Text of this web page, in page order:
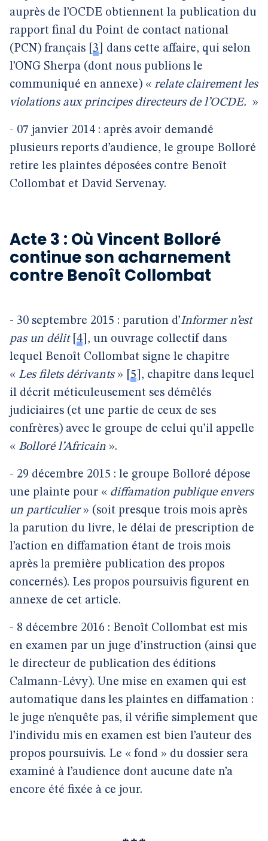
auprès de l’OCDE obtiennent la publication du
rapport final du Point de contact national
(PCN) français 3
dans cette affaire, qui selon
l’ONG Sherpa (dont nous publions le
communiqué en annexe) « relate clairement les
violations aux principes directeurs de l’OCDE. »
- 07 janvier 2014 : après avoir demandé
plusieurs reports d’audience, le groupe Bolloré
retire les plaintes déposées contre Benoît
Collombat et David Servenay.
Acte 3 : Où Vincent Bolloré
continue son acharnement
contre Benoît Collombat
- 30 septembre 2015 : parution d’Informer n’est
pas un délit[ 4 , un ouvrage collectif dans
lequel Benoît Collombat signe le chapitre
« Les filets dérivants» 5 , chapitre dans lequel
il décrit méticuleusement ses démêlés
judiciaires (et une partie de ceux de ses
confrères) avec le groupe de celui qu’il appelle
« Bolloré l’Africain ».
- 29 décembre 2015 : le groupe Bolloré dépose
une plainte pour « diffamation publique envers
un particulier» (soit presque trois mois après
la parution du livre, le délai de prescription de
l’action en diffamation étant de trois mois
après la première publication des propos
concernés). Les propos poursuivis figurent en
annexe de cet article.
- 8 décembre 2016 : Benoît Collombat est mis
en examen par un juge d’instruction (ainsi que
le directeur de publication des éditions
Calmann-Lévy). Une mise en examen qui est
automatique dans les plaintes en diffamation :
le juge n’enquête pas, il vérifie simplement que
l’individu mis en examen est bien l’auteur des
propos poursuivis. Le « fond » du dossier sera
examiné à l’audience dont aucune date n’a
encore été fixée à ce jour.